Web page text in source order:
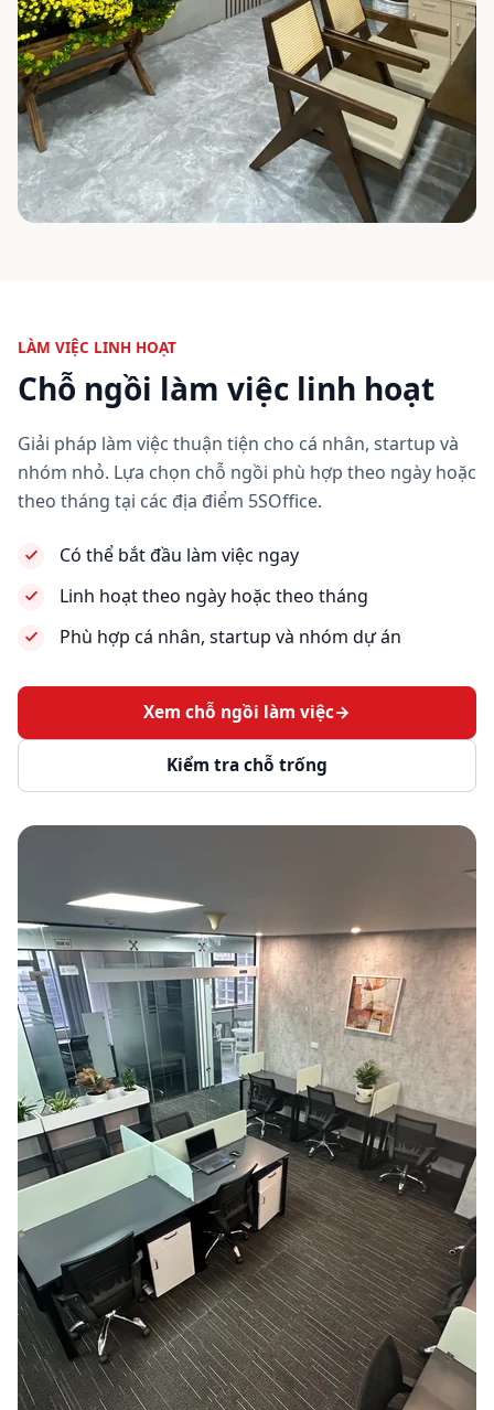
LÀM VIỆC LINH HOẠT
Chỗ ngồi làm việc linh hoạt
Giải pháp làm việc thuận tiện cho cá nhân, startup và
nhóm nhỏ. Lựa chọn chỗ ngồi phù hợp theo ngày hoặc
theo tháng tại các địa điểm 5SOffice.
Có thể bắt đầu làm việc ngay
Linh hoạt theo ngày hoặc theo tháng
Phù hợp cá nhân, startup và nhóm dự án
Xem chỗ ngồi làm việc→
Kiểm tra chỗ trống